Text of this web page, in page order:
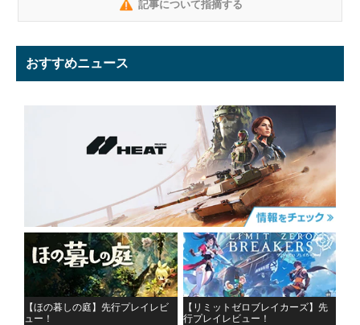
記事について指摘する
おすすめニュース
【ほの暮しの庭】先行プレイレビ
ュー！
【リミットゼロブレイカーズ】先
行プレイレビュー！